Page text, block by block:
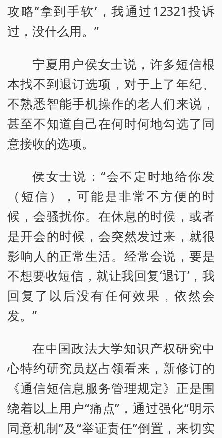
攻略’‘拿到手软’，我通过12321投诉
过，没什么用。”
宁夏用户侯女士说，许多短信根
本找不到退订选项，对于上了年纪、
不熟悉智能手机操作的老人们来说，
甚至不知道自己在何时何地勾选了同
意接收的选项。
侯女士说：“会不定时地给你发
（短信），可能是非常不方便的时
候，会骚扰你。在休息的时候，或者
是开会的时候，会突然发过来，就很
影响人的正常生活。经常会说，要是
不想要收短信，就让我回复‘退订’，我
回复了以后没有任何效果，依然会
发。”
在中国政法大学知识产权研究中
心特约研究员赵占领看来，新修订的
《通信短信息服务管理规定》正是围
绕着以上用户“痛点”，通过强化“明示
同意机制”及“举证责任”倒置，来切实